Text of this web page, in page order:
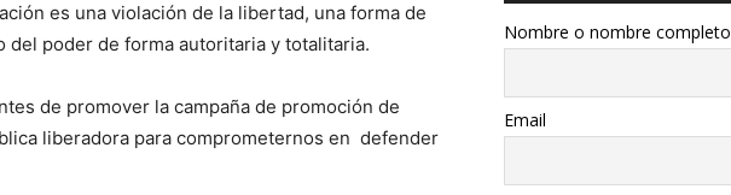
es una violación de la libertad, una forma de
poder de forma autoritaria y totalitaria.
de promover la campaña de promoción de
liberadora para comprometernos en defender
Nombre o nombre completo
Email